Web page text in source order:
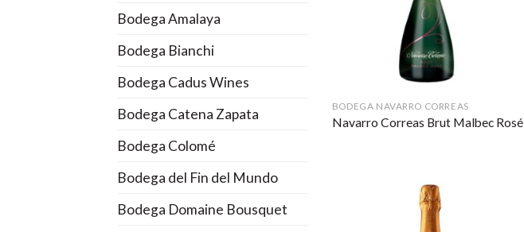
Bodega Amalaya
Bodega Bianchi
Bodega Cadus Wines
Bodega Catena Zapata
Bodega Colomé
Bodega del Fin del Mundo
Bodega Domaine Bousquet
BODEGA NAVARRO CORREAS
Navarro Correas Brut Malbec Rosé